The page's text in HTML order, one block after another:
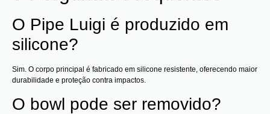
O Pipe Luigi é produzido em
silicone?
Sim. O corpo principal é fabricado em silicone resistente, oferecendo maior
durabilidade e proteção contra impactos.
O bowl pode ser removido?